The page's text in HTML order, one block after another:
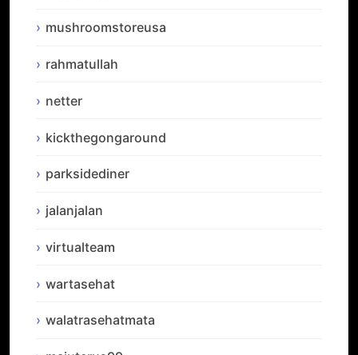
mushroomstoreusa
rahmatullah
netter
kickthegongaround
parksidediner
jalanjalan
virtualteam
wartasehat
walatrasehatmata